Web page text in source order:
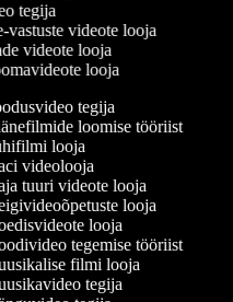
tegija
vastuste videote looja
videote looja
looja
tegija
loomise tööriist
looja
videolooja
tuuri videote looja
looja
looja
tegemise tööriist
filmi looja
tegija